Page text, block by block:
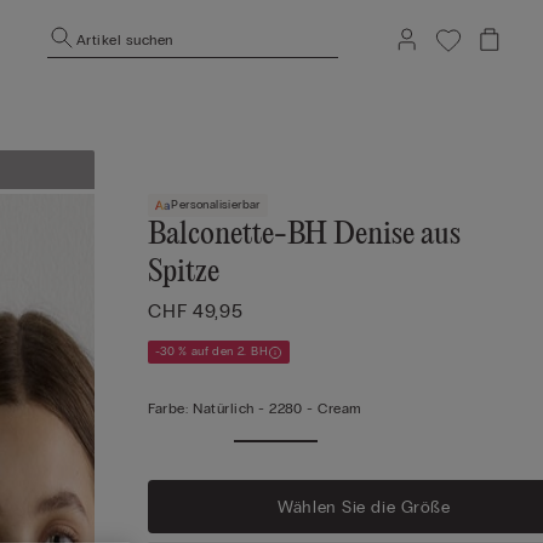
Artikel suchen
Personalisierbar
Balconette-BH Denise aus
Spitze
CHF 49,95
-30 % auf den 2. BH
Farbe: Natürlich -2280 - Cream
Wählen Sie die Größe